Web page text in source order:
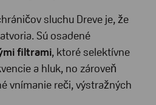
sluchu Dreve je, že
Sú osadené
filtrami, ktoré selektívne
a hluk, no zároveň
vnímanie reči, výstražných